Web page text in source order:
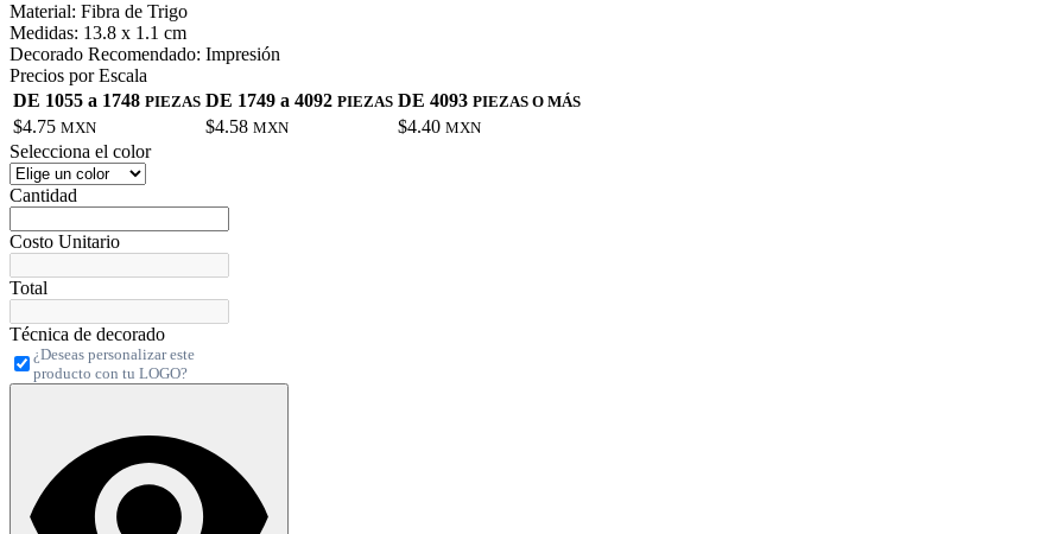
Material: Fibra de Trigo
Medidas: 13.8 x 1.1 cm
Decorado Recomendado: Impresión
Precios por Escala
DE 1055 a 1748 PIEZAS DE 1749 a 4092 PIEZAS DE 4093 PIEZAS O MÁS
$4.75 MXN $4.58 MXN $4.40 MXN
Selecciona el color
Cantidad
Costo Unitario
Total
Técnica de decorado
¿Deseas personalizar este
producto con tu LOGO?